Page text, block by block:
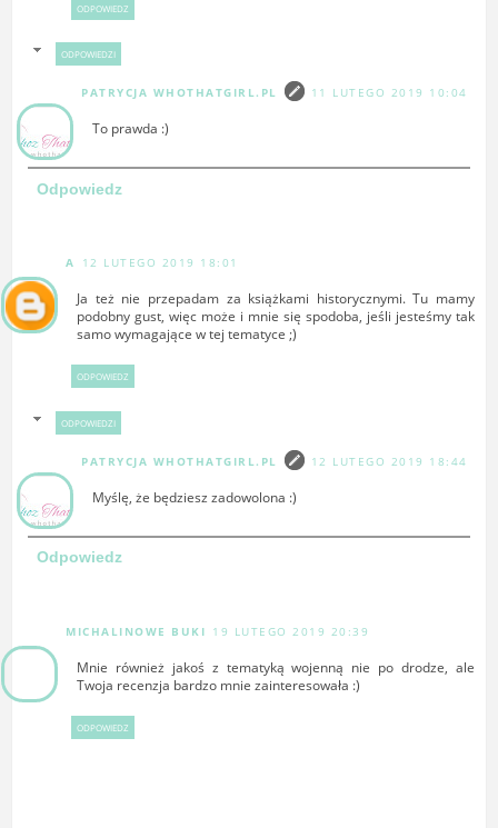
ODPOWIEDZ
ODPOWIEDZI
PATRYCJA WHOTHATGIRL.PL 11 LUTEGO 2019 10:04
To prawda :)
Odpowiedz
A 12 LUTEGO 2019 18:01
Ja też nie przepadam za książkami historycznymi. Tu mamy
podobny gust, więc może i mnie się spodoba, jeśli jesteśmy tak
samo wymagające w tej tematyce ;)
ODPOWIEDZ
ODPOWIEDZI
PATRYCJA WHOTHATGIRL.PL 12 LUTEGO 2019 18:44
Myślę, że będziesz zadowolona :)
Odpowiedz
MICHALINOWE BUKI 19 LUTEGO 2019 20:39
Mnie również jakoś z tematyką wojenną nie po drodze, ale
Twoja recenzja bardzo mnie zainteresowała :)
ODPOWIEDZ